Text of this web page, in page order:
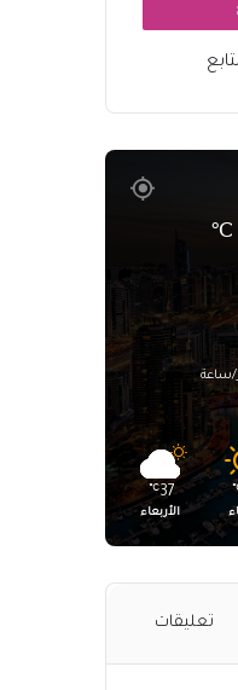
℃
37
℃
الأربعاء
تعليقات